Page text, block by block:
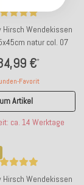
Hirsch Wendekissen
natur col. 07
€*
Favorit
Artikel
ca. 14 Werktage
Hirsch Wendekissen